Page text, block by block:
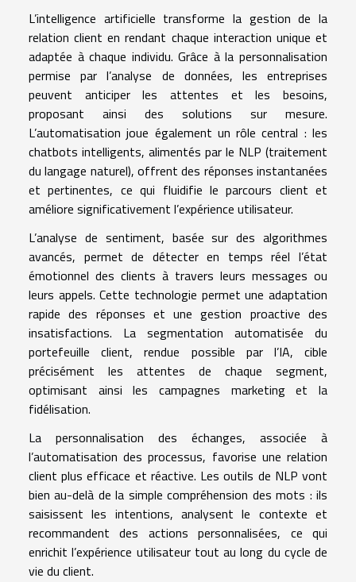
L’intelligence artificielle transforme la gestion de la
relation client en rendant chaque interaction unique et
adaptée à chaque individu. Grâce à la personnalisation
permise par l’analyse de données, les entreprises
peuvent anticiper les attentes et les besoins,
proposant ainsi des solutions sur mesure.
L’automatisation joue également un rôle central : les
chatbots intelligents, alimentés par le NLP (traitement
du langage naturel), offrent des réponses instantanées
et pertinentes, ce qui fluidifie le parcours client et
améliore significativement l’expérience utilisateur.
L’analyse de sentiment, basée sur des algorithmes
avancés, permet de détecter en temps réel l’état
émotionnel des clients à travers leurs messages ou
leurs appels. Cette technologie permet une adaptation
rapide des réponses et une gestion proactive des
insatisfactions. La segmentation automatisée du
portefeuille client, rendue possible par l’IA, cible
précisément les attentes de chaque segment,
optimisant ainsi les campagnes marketing et la
fidélisation.
La personnalisation des échanges, associée à
l’automatisation des processus, favorise une relation
client plus efficace et réactive. Les outils de NLP vont
bien au-delà de la simple compréhension des mots : ils
saisissent les intentions, analysent le contexte et
recommandent des actions personnalisées, ce qui
enrichit l’expérience utilisateur tout au long du cycle de
vie du client.